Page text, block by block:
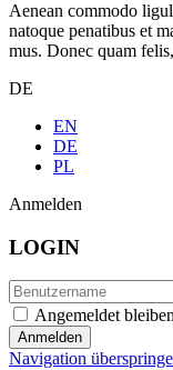
Aenean commodo
natoque penatibus et
mus. Donec quam
DE
EN
DE
PL
Anmelden
LOGIN
Angemeldet
Navigation